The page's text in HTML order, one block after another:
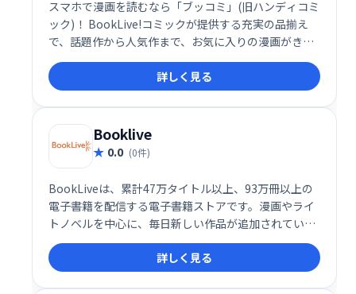
スマホで漫画を読むなら「ブッコミ」(旧ハンディコミ
ック)！ BookLive!コミックが提供する充実の品揃え
で、話題作から人気作まで、お気に入りの漫画がきっ
と見つかる。無料試し読みも多数あり、気軽に楽しめ
る！
詳しく見る
Booklive
0.0 (0件)
BookLiveは、累計47万タイトル以上、93万冊以上の
電子書籍を配信する電子書籍ストアです。漫画やライ
トノベルを中心に、毎日新しい作品が追加されていま
す。幅広いジャンルの電子書籍をお探しの方におすす
めです。
詳しく見る